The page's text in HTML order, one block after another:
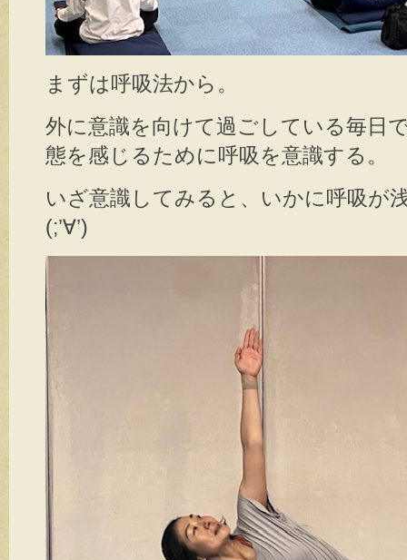
まずは呼吸法から。
外に意識を向けて過ごしている毎日
態を感じるために呼吸を意識する。
いざ意識してみると、いかに呼吸が
(;’∀’)